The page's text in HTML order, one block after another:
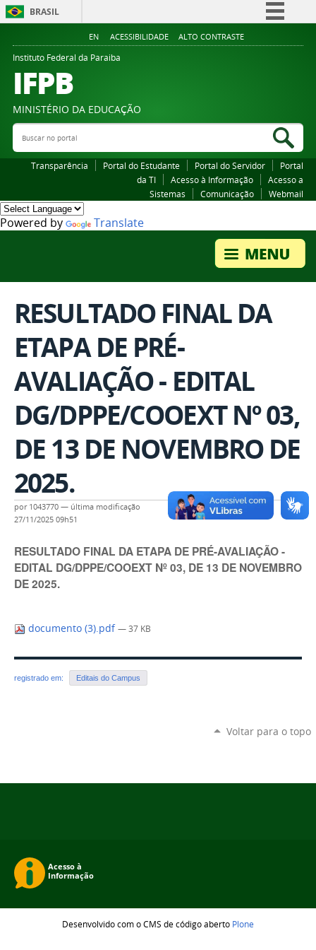
BRASIL
Simplifique!
Legislação
EN ACESSIBILIDADE ALTO CONTRASTE
Instituto Federal da Paraiba
IFPB
MINISTÉRIO DA EDUCAÇÃO
Buscar no portal
Transparência Portal do Estudante Portal do Servidor
Portal
da TI
Acesso à Informação
Acesso a
Sistemas
Comunicação Webmail
Powered by Translate
RESULTADO FINAL DA
ETAPA DE PRÉ-
AVALIAÇÃO - EDITAL
DG/DPPE/COOEXT Nº 03,
DE 13 DE NOVEMBRO DE
2025.
por 1043770 — última modificação
27/11/2025 09h51
RESULTADO FINAL DA ETAPA DE PRÉ-AVALIAÇÃO -
EDITAL DG/DPPE/COOEXT Nº 03, DE 13 DE NOVEMBRO
DE 2025.
documento (3).pdf — 37 KB
registrado em: Editais do Campus
Voltar para o topo
Desenvolvido com o CMS de código aberto Plone